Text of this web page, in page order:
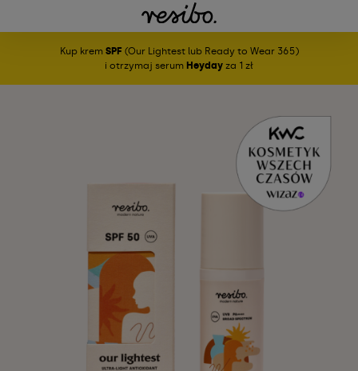
Kup kremSPF (Our Lightest lub Ready to Wear 365)
i otrzymaj serum Heyday za 1 zł